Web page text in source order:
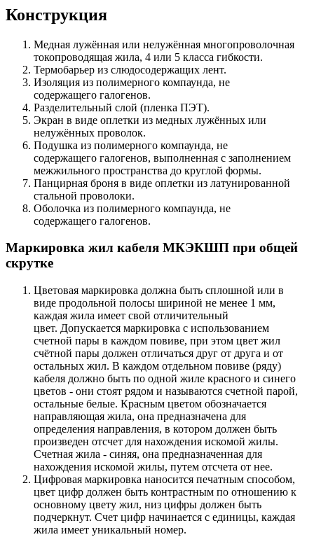
Конструкция
Медная лужённая или нелужённая многопроволочная
токопроводящая жила, 4 или 5 класса гибкости.
Термобарьер из слюдосодержащих лент.
Изоляция из полимерного компаунда, не
содержащего галогенов.
Разделительный слой (пленка ПЭТ).
Экран в виде оплетки из медных лужённых или
нелужённых проволок.
Подушка из полимерного компаунда, не
содержащего галогенов, выполненная с заполнением
межжильного пространства до круглой формы.
Панцирная броня в виде оплетки из латунированной
стальной проволоки.
Оболочка из полимерного компаунда, не
содержащего галогенов.
Маркировка жил кабеля МКЭКШП при общей
скрутке
Цветовая маркировка должна быть сплошной или в
виде продольной полосы шириной не менее 1 мм,
каждая жила имеет свой отличительный
цвет. Допускается маркировка с использованием
счетной пары в каждом повиве, при этом цвет жил
счётной пары должен отличаться друг от друга и от
остальных жил. В каждом отдельном повиве (ряду)
кабеля должно быть по одной жиле красного и синего
цветов - они стоят рядом и называются счетной парой,
остальные белые. Красным цветом обозначается
направляющая жила, она предназначена для
определения направления, в котором должен быть
произведен отсчет для нахождения искомой жилы.
Счетная жила - синяя, она предназначенная для
нахождения искомой жилы, путем отсчета от нее.
Цифровая маркировка наносится печатным способом,
цвет цифр должен быть контрастным по отношению к
основному цвету жил, низ цифры должен быть
подчеркнут. Счет цифр начинается с единицы, каждая
жила имеет уникальный номер.